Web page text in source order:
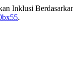
Inklusi
.